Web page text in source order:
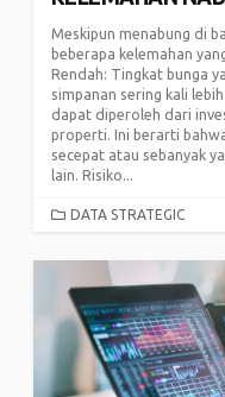
Meskipun menabung di
beberapa kelemahan
Rendah: Tingkat bunga
simpanan sering kali
dapat diperoleh dari
properti. Ini berarti
secepat atau sebanyak
lain. Risiko...
CATEGORIES
DATA STRATEGIC